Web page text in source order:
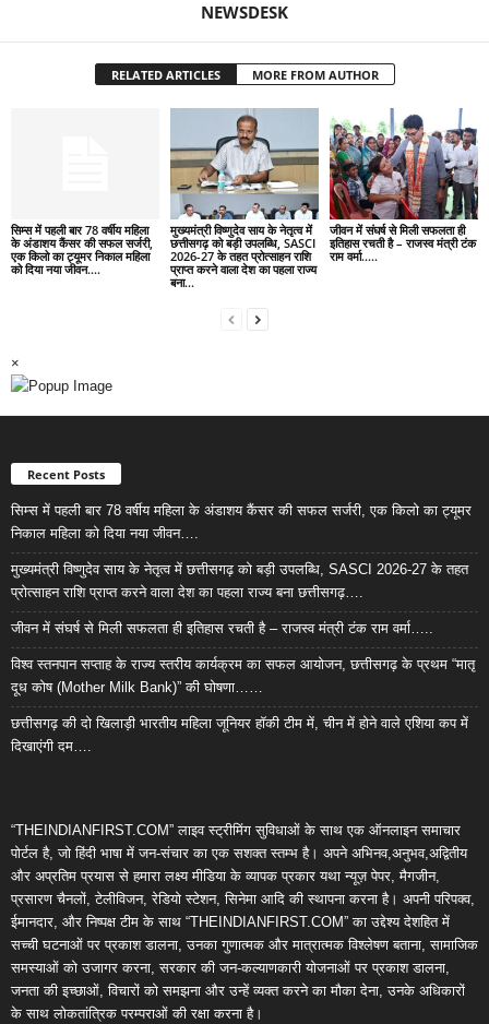
NEWSDESK
RELATED ARTICLES MORE FROM AUTHOR
सिम्स में पहली बार 78 वर्षीय महिला
के अंडाशय कैंसर की सफल सर्जरी,
एक किलो का ट्यूमर निकाल महिला
को दिया नया जीवन….
मुख्यमंत्री विष्णुदेव साय के नेतृत्व में
छत्तीसगढ़ को बड़ी उपलब्धि, SASCI
2026-27 के तहत प्रोत्साहन राशि
प्राप्त करने वाला देश का पहला राज्य
बना...
जीवन में संघर्ष से मिली सफलता ही
इतिहास रचती है – राजस्व मंत्री टंक
राम वर्मा…..
×
Recent Posts
सिम्स में पहली बार 78 वर्षीय महिला के अंडाशय कैंसर की सफल सर्जरी, एक किलो का ट्यूमर
निकाल महिला को दिया नया जीवन….
मुख्यमंत्री विष्णुदेव साय के नेतृत्व में छत्तीसगढ़ को बड़ी उपलब्धि, SASCI 2026-27 के तहत
प्रोत्साहन राशि प्राप्त करने वाला देश का पहला राज्य बना छत्तीसगढ़….
जीवन में संघर्ष से मिली सफलता ही इतिहास रचती है – राजस्व मंत्री टंक राम वर्मा…..
विश्व स्तनपान सप्ताह के राज्य स्तरीय कार्यक्रम का सफल आयोजन, छत्तीसगढ़ के प्रथम “मातृ
दूध कोष (Mother Milk Bank)” की घोषणा……
छत्तीसगढ़ की दो खिलाड़ी भारतीय महिला जूनियर हॉकी टीम में, चीन में होने वाले एशिया कप में
दिखाएंगी दम….
“THEINDIANFIRST.COM” लाइव स्ट्रीमिंग सुविधाओं के साथ एक ऑनलाइन समाचार
पोर्टल है, जो हिंदी भाषा में जन-संचार का एक सशक्त स्तम्भ है। अपने अभिनव,अनुभव,अद्वितीय
और अप्रतिम प्रयास से हमारा लक्ष्य मीडिया के व्यापक प्रकार यथा न्यूज़ पेपर, मैगजीन,
प्रसारण चैनलों, टेलीविजन, रेडियो स्टेशन, सिनेमा आदि की स्थापना करना है। अपनी परिपक्व,
ईमानदार, और निष्पक्ष टीम के साथ “THEINDIANFIRST.COM” का उद्देश्य देशहित में
सच्ची घटनाओं पर प्रकाश डालना, उनका गुणात्मक और मात्रात्मक विश्लेषण बताना, सामाजिक
समस्याओं को उजागर करना, सरकार की जन-कल्याणकारी योजनाओं पर प्रकाश डालना,
जनता की इच्छाओं, विचारों को समझना और उन्हें व्यक्त करने का मौका देना, उनके अधिकारों
के साथ लोकतांत्रिक परम्पराओं की रक्षा करना है।